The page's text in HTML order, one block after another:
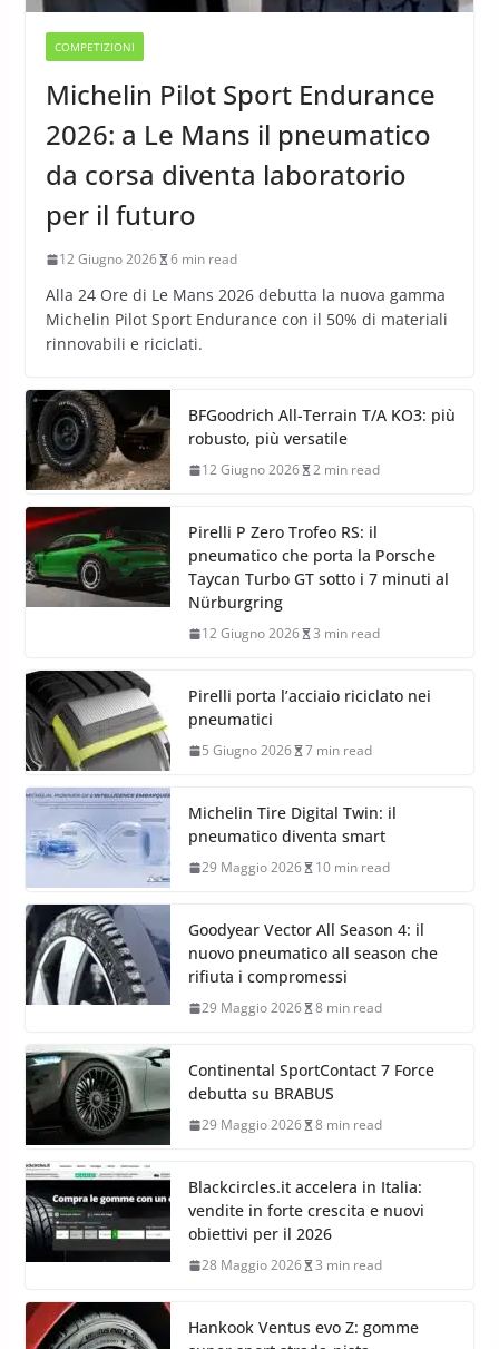
COMPETIZIONI
Michelin Pilot Sport Endurance
2026: a Le Mans il pneumatico
da corsa diventa laboratorio
per il futuro
12 Giugno 2026 6 min read
Alla 24 Ore di Le Mans 2026 debutta la nuova gamma
Michelin Pilot Sport Endurance con il 50% di materiali
rinnovabili e riciclati.
BFGoodrich All-Terrain T/A KO3: più
robusto, più versatile
12 Giugno 2026 2 min read
Pirelli P Zero Trofeo RS: il
pneumatico che porta la Porsche
Taycan Turbo GT sotto i 7 minuti al
Nürburgring
12 Giugno 2026 3 min read
Pirelli porta l’acciaio riciclato nei
pneumatici
5 Giugno 2026 7 min read
Michelin Tire Digital Twin: il
pneumatico diventa smart
29 Maggio 2026 10 min read
Goodyear Vector All Season 4: il
nuovo pneumatico all season che
rifiuta i compromessi
29 Maggio 2026 8 min read
Continental SportContact 7 Force
debutta su BRABUS
29 Maggio 2026 8 min read
Blackcircles.it accelera in Italia:
vendite in forte crescita e nuovi
obiettivi per il 2026
28 Maggio 2026 3 min read
Hankook Ventus evo Z: gomme